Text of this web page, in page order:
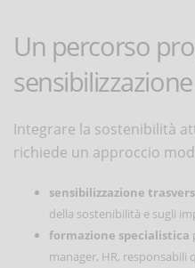
Un percorso
Integrare la sostenibilità
richiede un approccio
sensibilizzazione
della sostenibilità e sugli
formazione specialistica
manager, HR, responsabili